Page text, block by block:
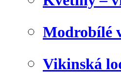
Modrobílé
Vikinská